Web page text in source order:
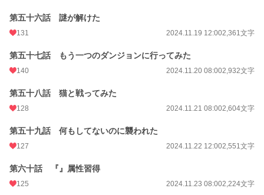
第五十六話 謎が解けた
131 2024.11.19 12:002,361文字
第五十七話 もう一つのダンジョンに行ってみた
140 2024.11.20 08:002,932文字
第五十八話 猫と戦ってみた
128 2024.11.21 08:002,604文字
第五十九話 何もしてないのに襲われた
127 2024.11.22 12:002,551文字
第六十話 『』属性習得
125 2024.11.23 08:002,224文字